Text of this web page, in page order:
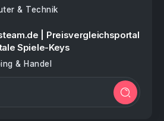
& Technik
| Preisvergleichsportal
Spiele-Keys
& Handel